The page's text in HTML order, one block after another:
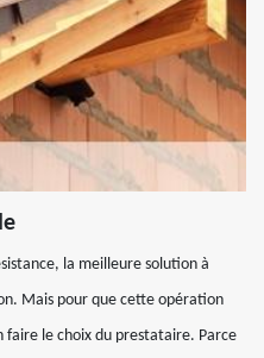
la meilleure solution à
Mais pour que cette opération
le choix du prestataire. Parce